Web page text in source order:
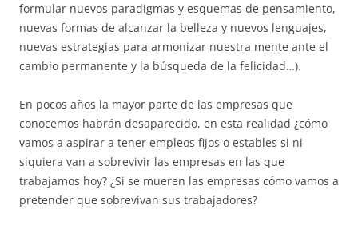
formular nuevos paradigmas y esquemas de pensamiento,
nuevas formas de alcanzar la belleza y nuevos lenguajes,
nuevas estrategias para armonizar nuestra mente ante el
cambio permanente y la búsqueda de la felicidad…).
En pocos años la mayor parte de las empresas que
conocemos habrán desaparecido, en esta realidad ¿cómo
vamos a aspirar a tener empleos fijos o estables si ni
siquiera van a sobrevivir las empresas en las que
trabajamos hoy? ¿Si se mueren las empresas cómo vamos a
pretender que sobrevivan sus trabajadores?